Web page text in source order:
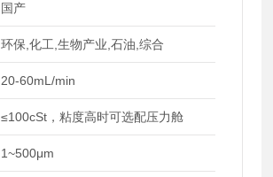
国产
环保,化工,生物产业,石油,综合
20-60mL/min
≤100cSt，粘度高时可选配压力舱
1~500μm